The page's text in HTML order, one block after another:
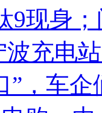
9现身
充电
”，车